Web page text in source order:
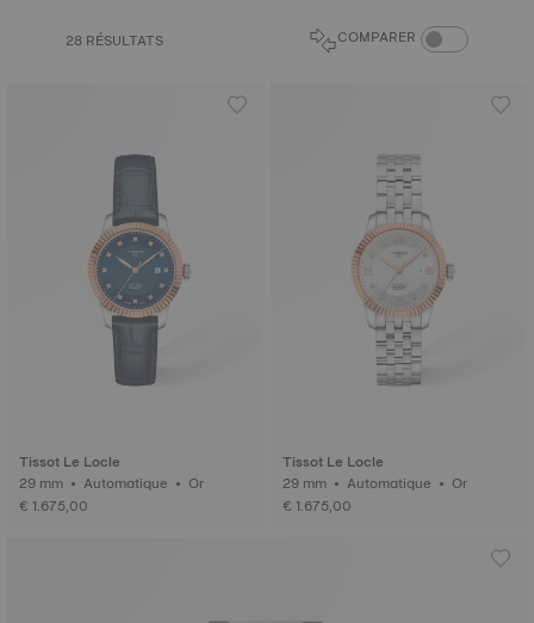
28 RÉSULTATS COMPARER COMPARER LES
Tissot Le Locle
29 mm • Automatique • Or
€ 1.675,00
Tissot Le Locle
29 mm • Automatique • Or
€ 1.675,00